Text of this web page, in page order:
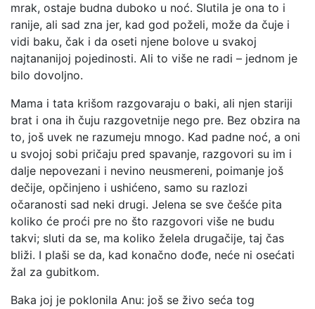
mrak, ostaje budna duboko u noć. Slutila je ona to i
ranije, ali sad zna jer, kad god poželi, može da čuje i
vidi baku, čak i da oseti njene bolove u svakoj
najtananijoj pojedinosti. Ali to više ne radi – jednom je
bilo dovoljno.
Mama i tata krišom razgovaraju o baki, ali njen stariji
brat i ona ih čuju razgovetnije nego pre. Bez obzira na
to, još uvek ne razumeju mnogo. Kad padne noć, a oni
u svojoj sobi pričaju pred spavanje, razgovori su im i
dalje nepovezani i nevino neusmereni, poimanje još
dečije, opčinjeno i ushićeno, samo su razlozi
očaranosti sad neki drugi. Jelena se sve češće pita
koliko će proći pre no što razgovori više ne budu
takvi; sluti da se, ma koliko želela drugačije, taj čas
bliži. I plaši se da, kad konačno dođe, neće ni osećati
žal za gubitkom.
Baka joj je poklonila Anu: još se živo seća tog